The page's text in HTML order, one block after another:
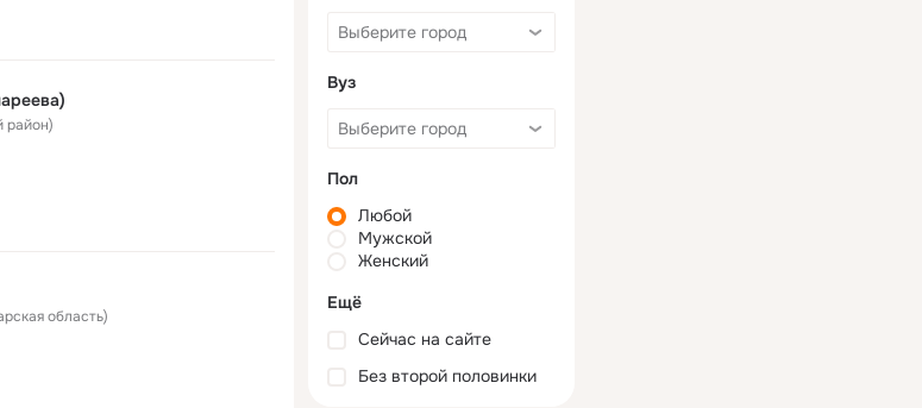
район)
область)
Вуз
Пол
Любой
Мужской
Женский
Ещё
Сейчас на сайте
Без второй половинки